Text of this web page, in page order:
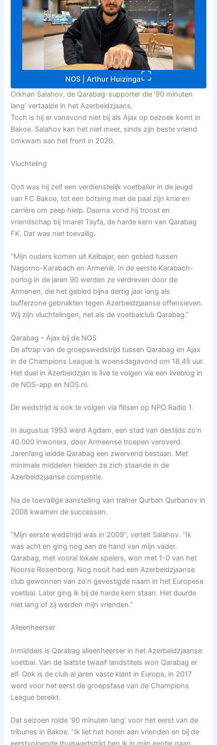
NOS | Arthur Huizinga
Orkhan Salahov, de Qarabag-supporter die ’90 minuten
lang’ vertaalde in het Azerbeidzjaans.
Toch is hij er vanavond niet bij als Ajax op bezoek komt in
Bakoe. Salahov kan het niet meer, sinds zijn beste vriend
omkwam aan het front in 2020.
Vluchteling
Ooit was hij zelf een verdienstelijk voetballer in de jeugd
van FC Bakoe, tot een botsing met de paal zijn knie en
carrière om zeep hielp. Daarna vond hij troost en
vriendschap bij Imaret Tayfa, de harde kern van Qarabag
FK. Dat was niet toevallig.
“Mijn ouders komen uit Kelbajar, een gebied tussen
Nagorno-Karabach en Armenië. In de eerste Karabach-
oorlog in de jaren 90 werden ze verdreven door de
Armenen, die het gebied bijna dertig jaar lang als
bufferzone gebruikten tegen Azerbeidzjaanse offensieven.
Wij zijn vluchtelingen, net als de voetbalclub Qarabag.”
Qarabag – Ajax bij de NOS
De aftrap van de groepswedstrijd tussen Qarabag en Ajax
in de Champions League is woensdagavond om 18.45 uur.
Het duel in Azerbeidzjan is live te volgen via een liveblog in
de NOS-app en NOS.nl.
De wedstrijd is ook te volgen via flitsen op NPO Radio 1.
In augustus 1993 werd Agdam, een stad van destijds zo’n
40.000 inwoners, door Armeense troepen veroverd.
Jarenlang leidde Qarabag een zwervend bestaan. Met
minimale middelen hielden ze zich staande in de
Azerbeidzjaanse competitie.
Na de toevallige aanstelling van trainer Qurban Qurbanov in
2008 kwamen de successen.
“Mijn eerste wedstrijd was in 2009”, vertelt Salahov. “Ik
was acht en ging nog aan de hand van mijn vader.
Qarabag, met vooral lokale spelers, won met 1-0 van het
Noorse Rosenborg. Nog nooit had een Azerbeidzjaanse
club gewonnen van zo’n gevestigde naam in het Europese
voetbal. Later ging ik bij de harde kern staan. Het duurde
niet lang of zij werden mijn vrienden.”
Alleenheerser
Inmiddels is Qarabag alleenheerser in het Azerbeidzjaanse
voetbal. Van de laatste twaalf landstitels won Qarabag er
elf. Ook is de club al jaren vaste klant in Europa, in 2017
werd voor het eerst de groepsfase van de Champions
League bereikt.
Dat seizoen rolde ’90 minuten lang’ voor het eerst van de
tribunes in Bakoe. “Ik liet het horen aan vrienden en bij de